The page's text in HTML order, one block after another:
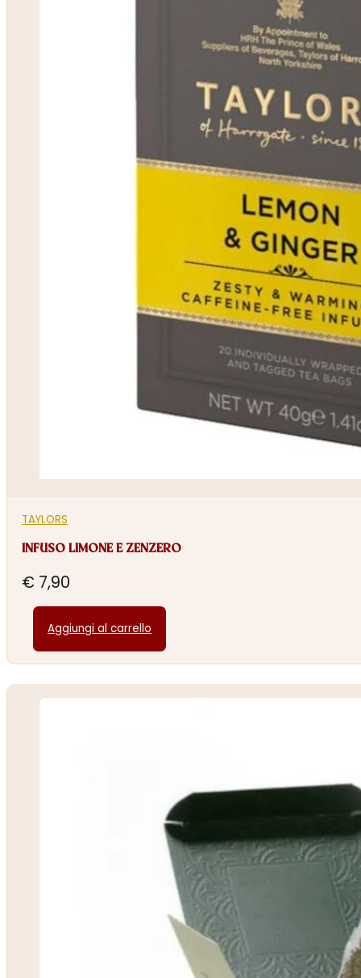
TAYLORS
INFUSO LIMONE E ZENZERO
€ 7,90
Aggiungi al carrello